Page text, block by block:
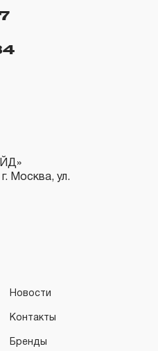
течение всего периода
замена или ремонт
материалы или
его производства.
предоставляется
(потребителем)
транспортировки
ГАРАНТИЯ»
в своей конструкции
(МЕХАНИЗМ)
Москва, ул.
Новости
Контакты
Бренды